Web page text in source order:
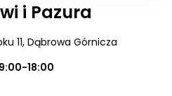
i Pazura
11, Dąbrowa Górnicza
18:00